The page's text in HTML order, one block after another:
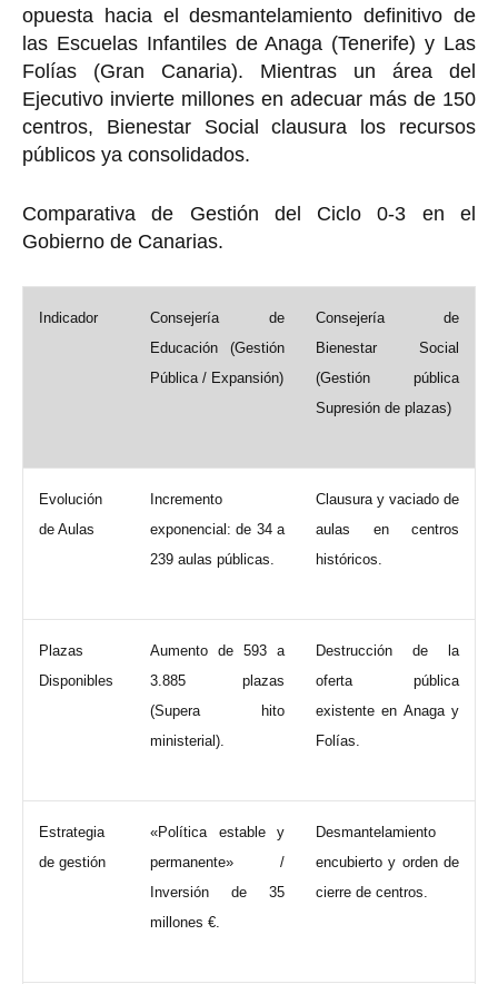
opuesta hacia el desmantelamiento definitivo de
las Escuelas Infantiles de Anaga (Tenerife) y Las
Folías (Gran Canaria). Mientras un área del
Ejecutivo invierte millones en adecuar más de 150
centros, Bienestar Social clausura los recursos
públicos ya consolidados.
Comparativa de Gestión del Ciclo 0-3 en el
Gobierno de Canarias.
Indicador
Consejería de
Educación (Gestión
Pública / Expansión)
Consejería de
Bienestar Social
(Gestión pública
Supresión de plazas)
Evolución
de Aulas
Incremento
exponencial: de 34 a
239 aulas públicas.
Clausura y vaciado de
aulas en centros
históricos.
Plazas
Disponibles
Aumento de 593 a
3.885 plazas
(Supera hito
ministerial).
Destrucción de la
oferta pública
existente en Anaga y
Folías.
Estrategia
de gestión
«Política estable y
permanente» /
Inversión de 35
millones €.
Desmantelamiento
encubierto y orden de
cierre de centros.